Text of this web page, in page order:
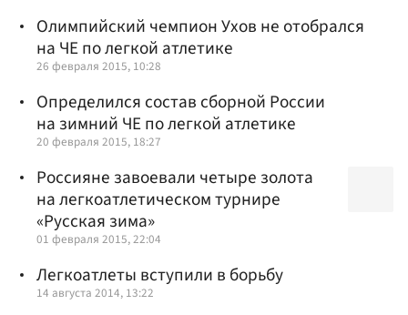
Олимпийский чемпион Ухов не отобрался
на ЧЕ по легкой атлетике
26 февраля 2015, 10:28
Определился состав сборной России
на зимний ЧЕ по легкой атлетике
20 февраля 2015, 18:27
Россияне завоевали четыре золота
на легкоатлетическом турнире
«Русская зима»
01 февраля 2015, 22:04
Легкоатлеты вступили в борьбу
14 августа 2014, 13:22